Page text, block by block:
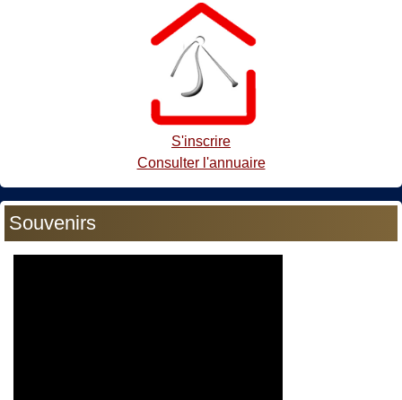
S'inscrire
Consulter l'annuaire
Souvenirs